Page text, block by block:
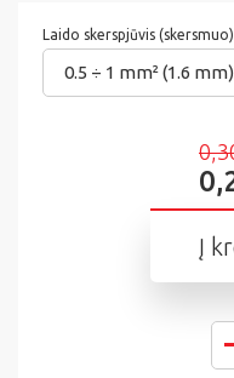
Laido skerspjūvis (skersmuo)
0.5 ÷ 1 mm² (1.6 mm)
Į